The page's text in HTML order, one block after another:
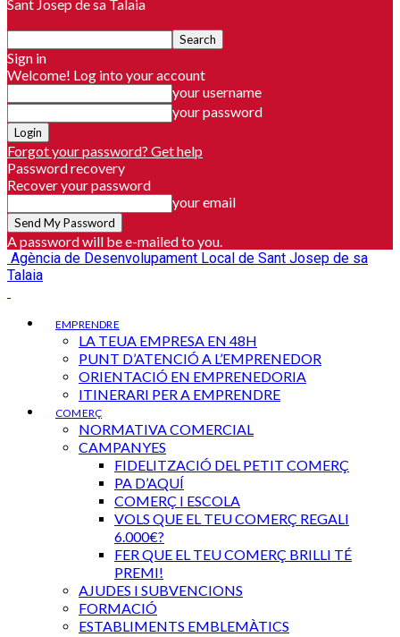
Sant Josep de sa Talaia
Sign in
Welcome! Log into your account
your username
your password
Forgot your password? Get help
Password recovery
Recover your password
your email
A password will be e-mailed to you.
Agència de Desenvolupament Local de Sant Josep de sa
Talaia
EMPRENDRE
LA TEUA EMPRESA EN 48H
PUNT D’ATENCIÓ A L’EMPRENEDOR
ORIENTACIÓ EN EMPRENEDORIA
ITINERARI PER A EMPRENDRE
COMERÇ
NORMATIVA COMERCIAL
CAMPANYES
FIDELITZACIÓ DEL PETIT COMERÇ
PA D’AQUÍ
COMERÇ I ESCOLA
VOLS QUE EL TEU COMERÇ REGALI
6.000€?
FER QUE EL TEU COMERÇ BRILLI TÉ
PREMI!
AJUDES I SUBVENCIONS
FORMACIÓ
ESTABLIMENTS EMBLEMÀTICS